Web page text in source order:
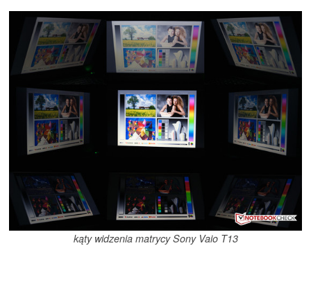
kąty widzenia matrycy Sony Vaio T13